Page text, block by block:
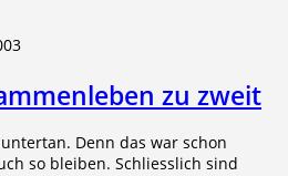
zu zweit
Denn das war schon
so bleiben. Schliesslich sind